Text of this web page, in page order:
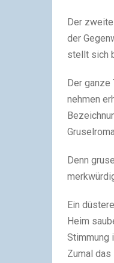
Der
der
stellt sich
Der ganze
nehmen
Denn
Ein
Heim
Stimmung
Zumal